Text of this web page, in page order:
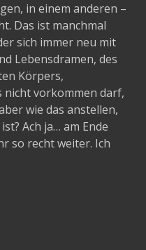
in einem anderen –
Das ist manchmal
sich immer neu mit
Lebensdramen, des
Körpers,
nicht vorkommen darf,
wie das anstellen,
Ach ja… am Ende
so recht weiter. Ich